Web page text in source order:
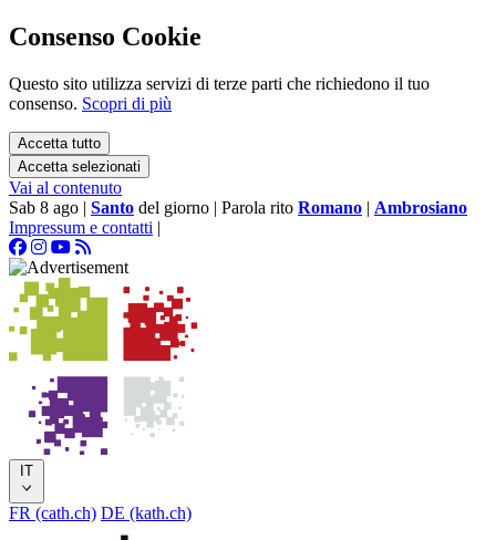
Consenso Cookie
Questo sito utilizza servizi di terze parti che richiedono il tuo
consenso. Scopri di più
Accetta tutto
Accetta selezionati
Vai al contenuto
Sab 8 ago | Santo del giorno | Parola rito Romano | Ambrosiano
Impressum e contatti |
IT
FR (cath.ch) DE (kath.ch)